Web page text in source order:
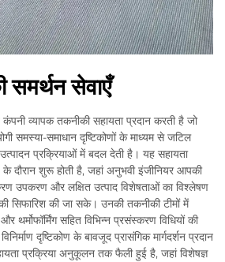
समर्थन सेवाएँ
व्यापक तकनीकी सहायता प्रदान करती है जो
समस्या-समाधान दृष्टिकोणों के माध्यम से जटिल
प्रक्रियाओं में बदल देती है। यह सहायता
दौरान शुरू होती है, जहां अनुभवी इंजीनियर आपकी
उपकरण और लक्षित उत्पाद विशेषताओं का विश्लेषण
सिफारिश की जा सके। उनकी तकनीकी टीमों में
सहित विभिन्न प्रसंस्करण विधियों की
दृष्टिकोण के बावजूद प्रासंगिक मार्गदर्शन प्रदान
प्रक्रिया अनुकूलन तक फैली हुई है, जहां विशेषज्ञ